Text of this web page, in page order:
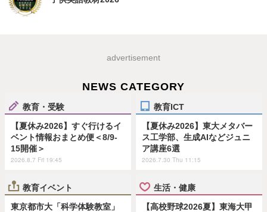
advertisement
NEWS CATEGORY
教育・受験
【夏休み2026】すぐ行けるイ
ベント情報おまとめ便＜8/9-
15開催＞
2026.8.7 Fri 19:45
教育ICT
【夏休み2026】東大メタバー
ス工学部、生成AIなどジュニ
ア講座6選
2026.7.30 Thu 11:15
教育イベント
東京都市大「科学体験教室」
生活・健康
【高校野球2026夏】東海大甲